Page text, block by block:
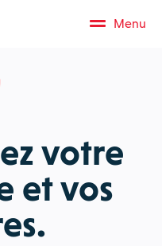
Menu
votre
et vos